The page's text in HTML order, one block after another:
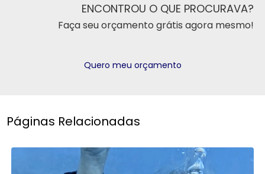
ENCONTROU O QUE PROCURAVA?
Faça seu orçamento grátis agora mesmo!
Quero meu orçamento
Páginas Relacionadas